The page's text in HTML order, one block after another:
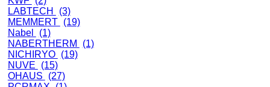
LABTECH
(3)
MEMMERT (19)
Nabel
(1)
NABERTHERM
(1)
NICHIRYO (19)
NUVE
(15)
OHAUS
(27)